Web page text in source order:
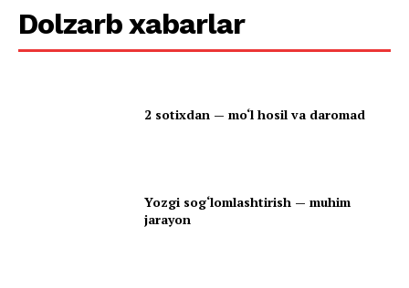
Dolzarb xabarlar
2 sotixdan — mo‘l hosil va daromad
Yozgi sog‘lomlashtirish — muhim
jarayon